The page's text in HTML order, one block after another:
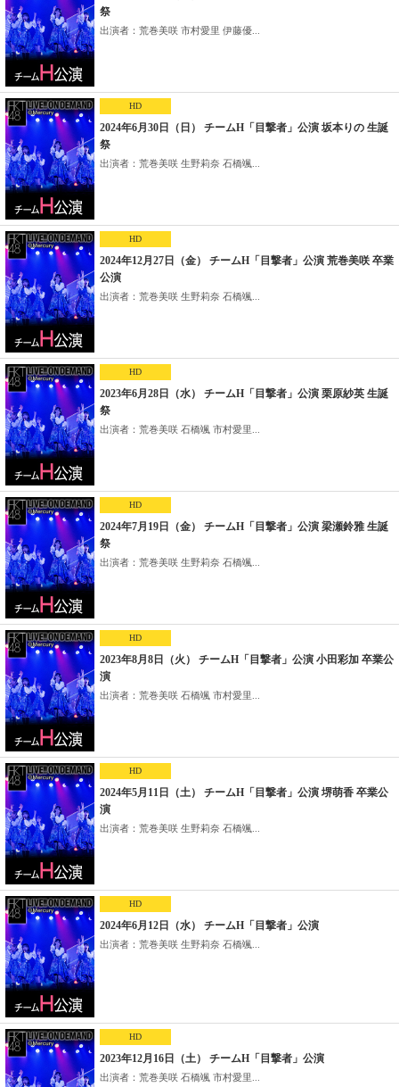
祭
出演者：荒巻美咲 市村愛里 伊藤優...
HD
2024年6月30日（日） チームH「目撃者」公演 坂本りの 生誕
祭
出演者：荒巻美咲 生野莉奈 石橋颯...
HD
2024年12月27日（金） チームH「目撃者」公演 荒巻美咲 卒業
公演
出演者：荒巻美咲 生野莉奈 石橋颯...
HD
2023年6月28日（水） チームH「目撃者」公演 栗原紗英 生誕
祭
出演者：荒巻美咲 石橋颯 市村愛里...
HD
2024年7月19日（金） チームH「目撃者」公演 梁瀬鈴雅 生誕
祭
出演者：荒巻美咲 生野莉奈 石橋颯...
HD
2023年8月8日（火） チームH「目撃者」公演 小田彩加 卒業公
演
出演者：荒巻美咲 石橋颯 市村愛里...
HD
2024年5月11日（土） チームH「目撃者」公演 堺萌香 卒業公
演
出演者：荒巻美咲 生野莉奈 石橋颯...
HD
2024年6月12日（水） チームH「目撃者」公演
出演者：荒巻美咲 生野莉奈 石橋颯...
HD
2023年12月16日（土） チームH「目撃者」公演
出演者：荒巻美咲 石橋颯 市村愛里...